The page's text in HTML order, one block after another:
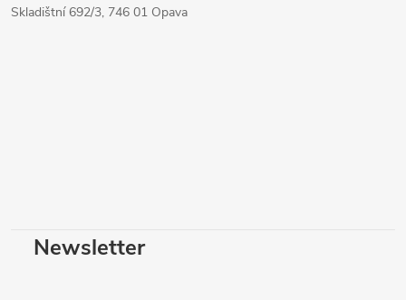
Skladištní 692/3, 746 01 Opava
Newsletter